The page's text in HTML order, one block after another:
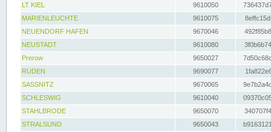
LT KIEL
9610050
MARIENLEUCHTE
9610075
NEUENDORF HAFEN
9670046
NEUSTADT
9610080
Prerow
9650027
RUDEN
9690077
SASSNITZ
9670065
SCHLESWIG
9610040
STAHLBRODE
9650070
STRALSUND
9650043